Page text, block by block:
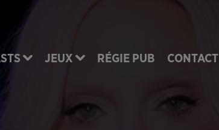
JEUX RÉGIE PUB CONTACT